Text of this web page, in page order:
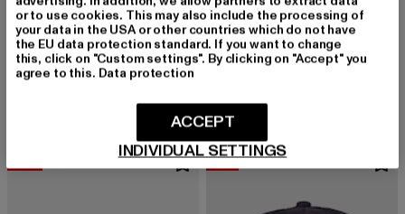
DJINNS
HFT Cap Guy in a Cup
DJINNS
6P SB Colourexplo Rev.
-13%
or to use cookies. This may also include the processing of
your data in the USA or other countries which do not have
the EU data protection standard. If you want to change
this, click on "Custom settings". By clicking on "Accept" you
agree to this. Data protection
INDIVIDUAL SETTINGS
ACCEPT